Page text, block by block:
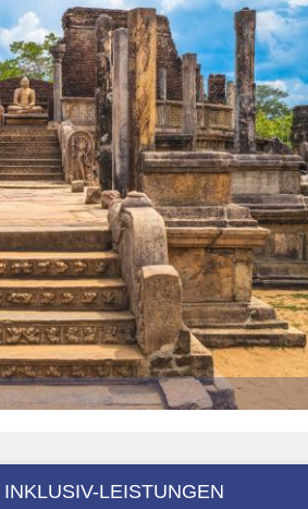
INKLUSIV-LEISTUNGEN